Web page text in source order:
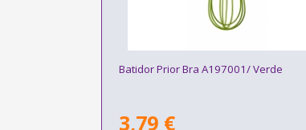
Batidor Prior Bra A197001/ Verde
3,79 €